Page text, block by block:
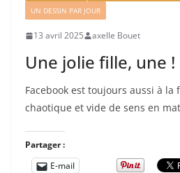
UN DESSIN PAR JOUR
13 avril 2025 axelle Bouet
Une jolie fille, une !
Facebook est toujours aussi à la
chaotique et vide de sens en
Partager :
E-mail